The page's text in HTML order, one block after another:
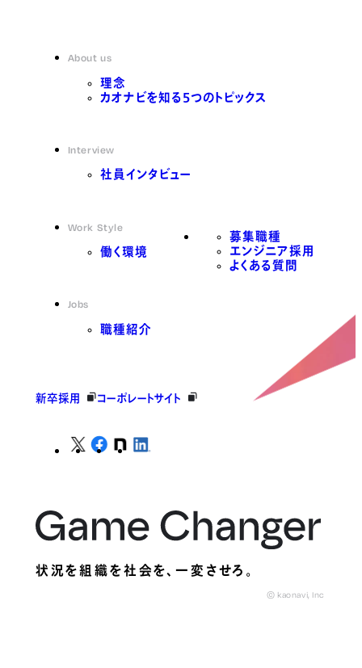
About us
理念
カオナビを知る5つのトピックス
Interview
社員インタビュー
Work Style
働く環境
Jobs
職種紹介
募集職種
エンジニア採用
よくある質問
新卒採用 コーポレートサイト
状況を組織を社会を、一変させろ。
© kaonavi, Inc